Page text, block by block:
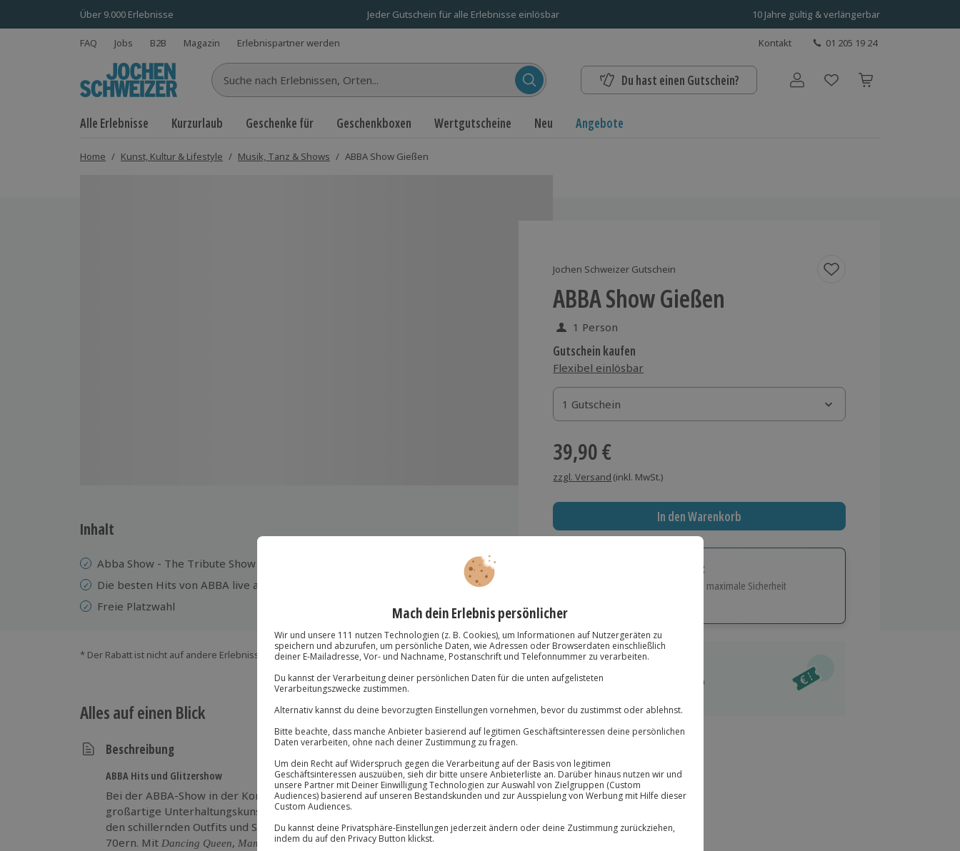
Über 9.000 Erlebnisse Jeder Gutschein für alle Erlebnisse einlösbar 10 Jahre gültig & verlängerbar
FAQ Jobs B2B Magazin Erlebnispartner werden Kontakt 01 205 19 24
Suche nach Erlebnissen... Du hast einen Gutschein? Benutzerkonto
Alle Erlebnisse Kurzurlaub Geschenke für Geschenkboxen Wertgutscheine Neu Angebote
Home / Kunst, Kultur & Lifestyle / Musik, Tanz & Shows / ABBA Show Gießen
Jochen Schweizer Gutschein
ABBA Show Gießen
1 Person
Gutschein kaufen
Flexibel einlösbar
1 Gutschein
1 Gutschein
1 Gutschein
39,90 €
zzgl. Versand (inkl. MwSt.)
In den Warenkorb
Immer das richtige Geschenk:
Große Auswahl, volle Flexibilität und maximale Sicherheit
Über 9.000 Erlebnisse.
Volle Flexibilität
Maximale Sicherheit
-15%* Club Deal verfügbar
Direktabzug im Warenkorb
Inhalt
Abba Show - The Tribute Show
Die besten Hits von ABBA live auf der Bühne, in originalgetreuen Kostümen
Freie Platzwahl
* Der Rabatt ist nicht auf andere Erlebnisse bei der Einlösung übertragbar. Details
Alles auf einen Blick
Beschreibung
ABBA Hits und Glitzershow
Bei der ABBA-Show in der Kongresshalle in Gießen wird dir heute
großartige Unterhaltungskunst für Augen und Ohren geboten. Zwischen
den schillernden Outfits und Schlaghosen fühlst du dich wie zurück in den
70ern. Mit Dancing Queen, Mamma MiaundWaterlooreißen dich die Künstler